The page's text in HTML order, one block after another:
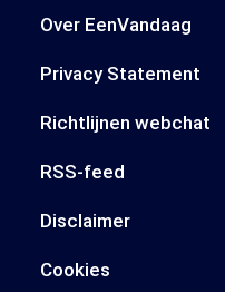
Over EenVandaag
Privacy Statement
Richtlijnen webchat
RSS-feed
Disclaimer
Cookies